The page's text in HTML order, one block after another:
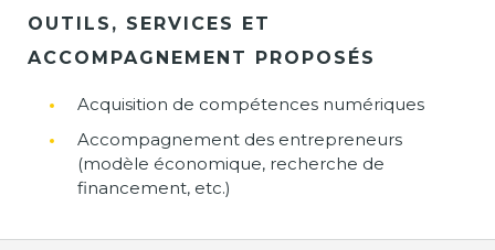
OUTILS, SERVICES ET
ACCOMPAGNEMENT PROPOSÉS
Acquisition de compétences numériques
Accompagnement des entrepreneurs
(modèle économique, recherche de
financement, etc.)